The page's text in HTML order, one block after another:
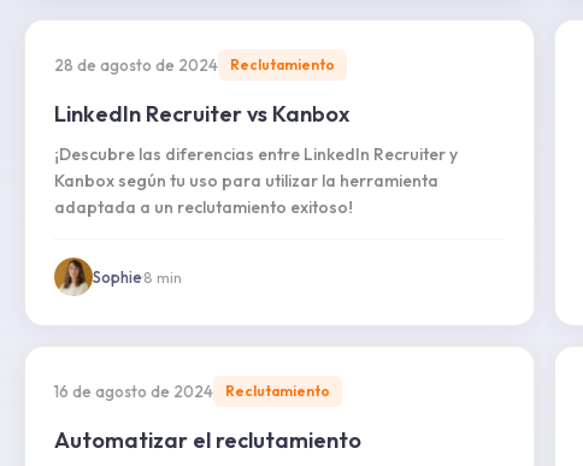
28 de agosto de 2024 Reclutamiento
LinkedIn Recruiter vs Kanbox
¡Descubre las diferencias entre LinkedIn Recruiter y
Kanbox según tu uso para utilizar la herramienta
adaptada a un reclutamiento exitoso!
Sophie·8 min
16 de agosto de 2024 Reclutamiento
Automatizar el reclutamiento